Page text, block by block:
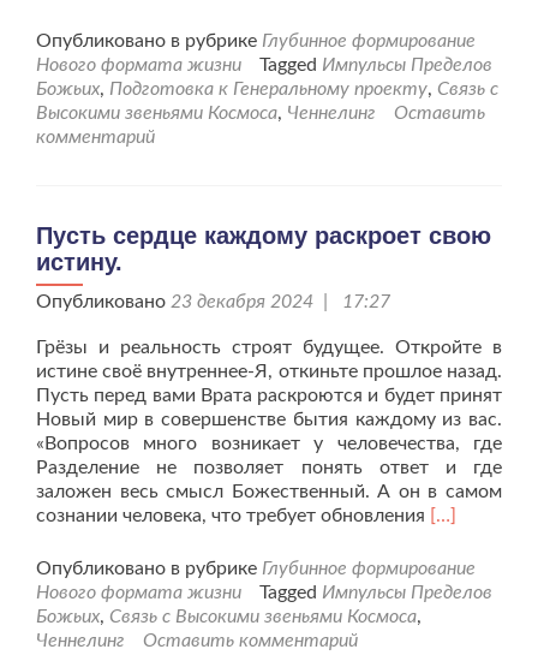
проЗа
жизнь
Земли
в
Опубликовано в рубрике Глубинное формирование
Нового формата жизни
Tagged Импульсы Пределов
Божьих, Подготовка к Генеральному проекту, Связь с
Высокими звеньями Космоса, Ченнелинг
Оставить
комментарий
Пусть сердце каждому раскроет свою
истину.
Опубликовано 23 декабря 2024 | 17:27
Грёзы и реальность строят будущее. Откройте в
истине своё внутреннее-Я, откиньте прошлое назад.
Пусть перед вами Врата раскроются и будет принят
Новый мир в совершенстве бытия каждому из вас.
«Вопросов много возникает у человечества, где
Разделение не позволяет понять ответ и где
заложен весь смысл Божественный. А он в самом
сознании человека, что требует обновления Читать
проПусть
сердце
[…]
Опубликовано в рубрике Глубинное формирование
Нового формата жизни
Tagged Импульсы Пределов
Божьих, Связь с Высокими звеньями Космоса,
Ченнелинг
Оставить комментарий